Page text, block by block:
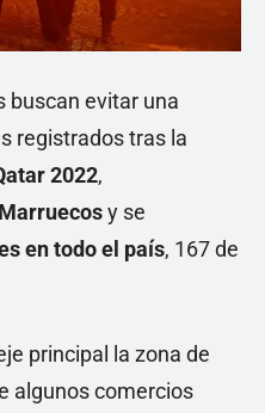
buscan evitar una
registrados tras la
2022,
Marruecosy se
en todo el país, 167 de
principal la zona de
algunos comercios